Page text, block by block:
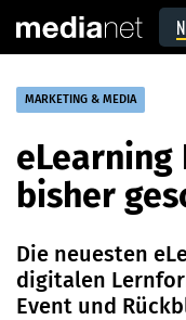
MARKETING & MEDIA
eLearning
bisher
Die neuesten
digitalen
Event und